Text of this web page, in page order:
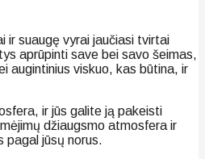
ir suaugę vyrai jaučiasi tvirtai
aprūpinti save bei savo šeimas,
augintinius viskuo, kas būtina, ir
ir jūs galite ją pakeisti
džiaugsmo atmosfera ir
pagal jūsų norus.